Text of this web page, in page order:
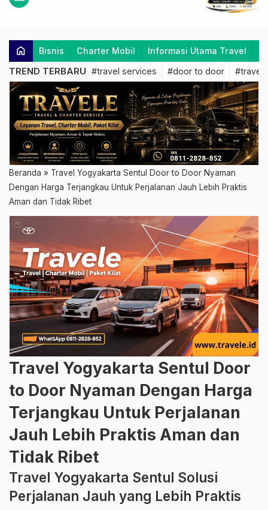
home Bisnis Charter Mobil Informasi Utama Travel
TREND TERBARU #travel services #door to door #travel
Beranda » Travel Yogyakarta Sentul Door to Door Nyaman
Dengan Harga Terjangkau Untuk Perjalanan Jauh Lebih Praktis
Aman dan Tidak Ribet
Travel Yogyakarta Sentul Door
to Door Nyaman Dengan Harga
Terjangkau Untuk Perjalanan
Jauh Lebih Praktis Aman dan
Tidak Ribet
Travel Yogyakarta Sentul Solusi
Perjalanan Jauh yang Lebih Praktis